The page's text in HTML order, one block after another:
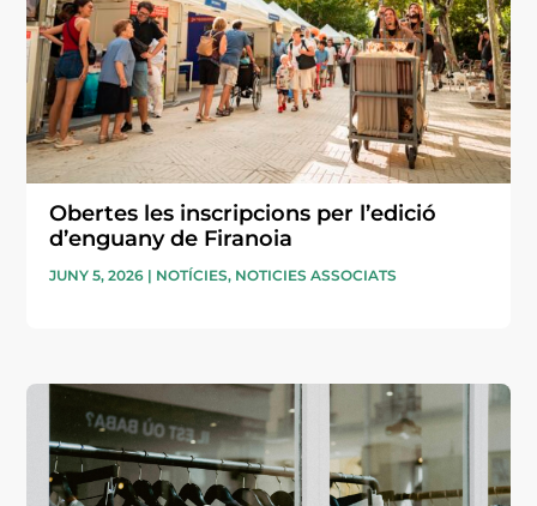
Obertes les inscripcions per l’edició
d’enguany de Firanoia
JUNY 5, 2026 | NOTÍCIES, NOTICIES ASSOCIATS